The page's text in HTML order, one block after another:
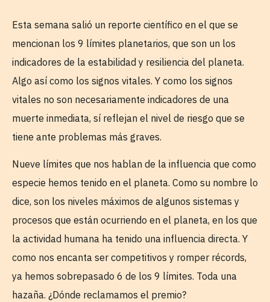
Esta semana salió un reporte científico en el que se
mencionan los 9 límites planetarios, que son un los
indicadores de la estabilidad y resiliencia del planeta.
Algo así como los signos vitales. Y como los signos
vitales no son necesariamente indicadores de una
muerte inmediata, sí reflejan el nivel de riesgo que se
tiene ante problemas más graves.
Nueve límites que nos hablan de la influencia que como
especie hemos tenido en el planeta. Como su nombre lo
dice, son los niveles máximos de algunos sistemas y
procesos que están ocurriendo en el planeta, en los que
la actividad humana ha tenido una influencia directa. Y
como nos encanta ser competitivos y romper récords,
ya hemos sobrepasado 6 de los 9 límites. Toda una
hazaña. ¿Dónde reclamamos el premio?